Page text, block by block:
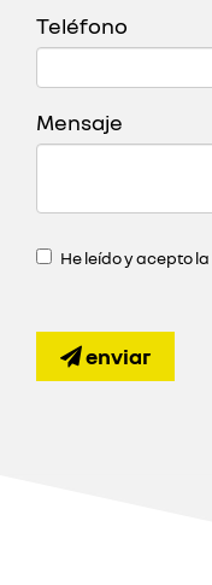
Teléfono
Mensaje
He leído y acepto la
enviar